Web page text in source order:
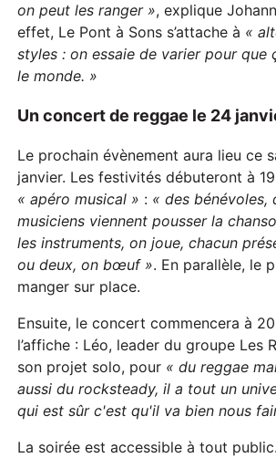
on peut les ranger », explique
effet, Le Pont à Sons s’attache à «
styles :on essaie de varier pour que
le monde. »
Un concert de reggae le 24
Le prochain évènement aura lieu ce
janvier. Les festivités débuteront à
« apéro musical » : « des bénévoles,
musiciens viennent pousser la
les instruments, on joue, chacun
ou deux, on bœuf ». En parallèle, le
manger sur place.
Ensuite, le concert commencera à
l’affiche : Léo, leader du groupe Les
son projet solo, pour «du reggae
aussi du rocksteady, il a tout un
qui est sûr c'est qu'il va bien nous
La soirée est accessible à tout